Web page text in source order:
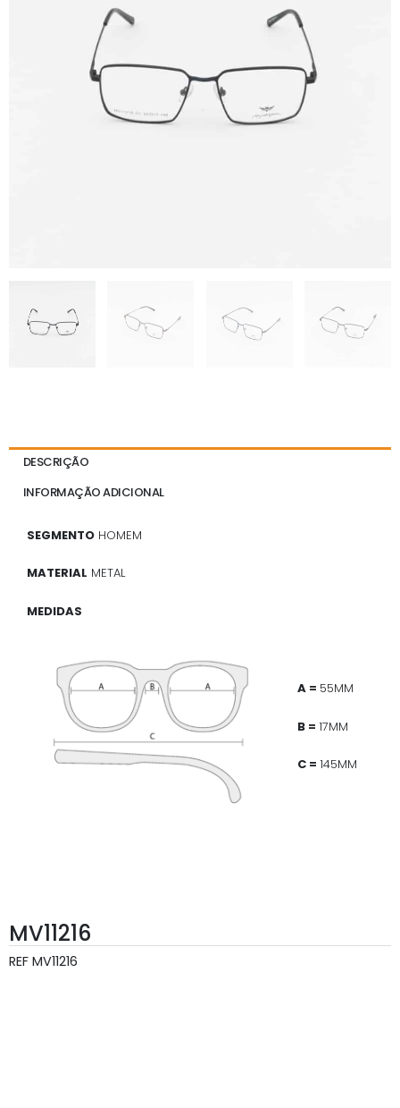
DESCRIÇÃO
INFORMAÇÃO ADICIONAL
SEGMENTO HOMEM
MATERIAL METAL
MEDIDAS
A = 55MM
B = 17MM
C = 145MM
MV11216
REF MV11216